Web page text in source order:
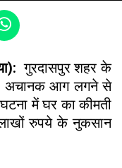
गुरदासपुर शहर के
अचानक आग लगने से
में घर का कीमती
रुपये के नुकसान